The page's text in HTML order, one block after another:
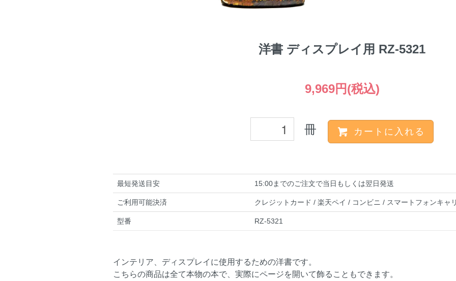
洋書 ディスプレイ用 RZ-5321
9,969円(税込)
冊 カートに入れる
最短発送目安 15:00までのご注文で当日もしくは翌日発送
ご利用可能決済 クレジットカード / 楽天ペイ / コンビニ / スマートフォンキャ
型番 RZ-5321
インテリア、ディスプレイに使用するための洋書です。
こちらの商品は全て本物の本で、実際にページを開いて飾ることもできます。